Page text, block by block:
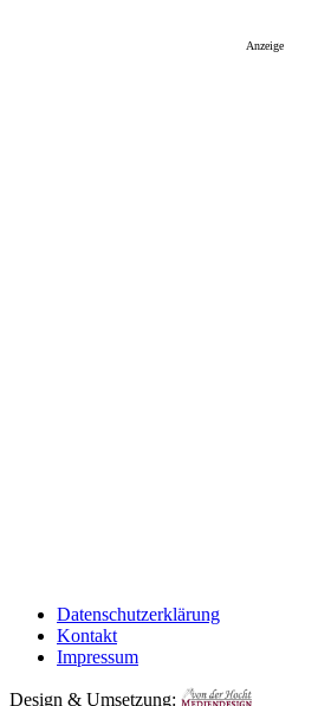
Anzeige
Datenschutzerklärung
Kontakt
Impressum
Design & Umsetzung: